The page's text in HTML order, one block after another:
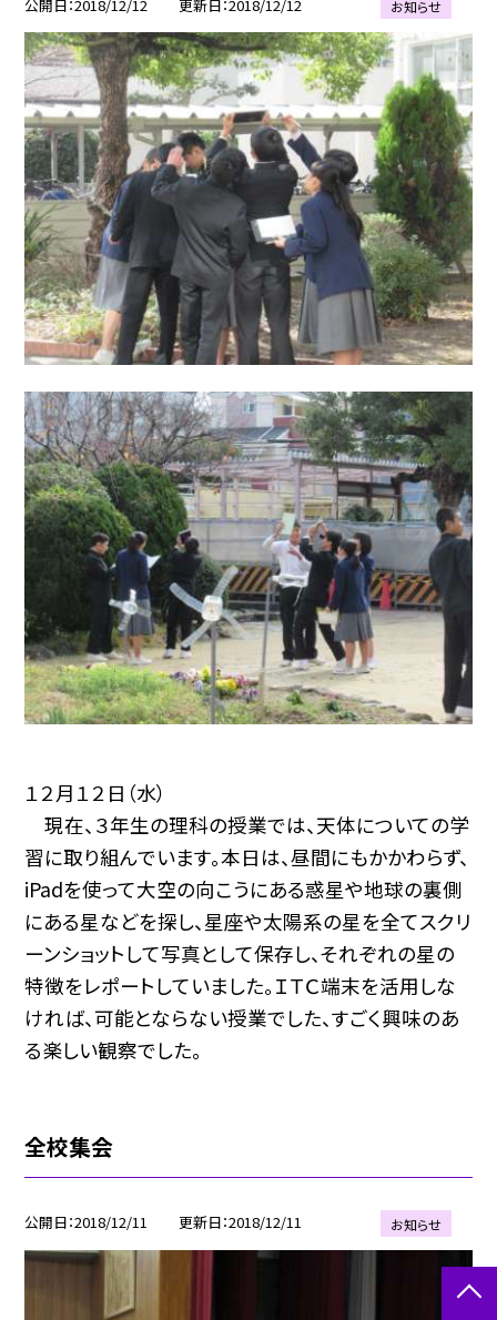
公開日 2018/12/12 更新日 2018/12/12 お知らせ
１２月１２日（水）
現在、３年生の理科の授業では、天体についての学
習に取り組んでいます。本日は、昼間にもかかわらず、
iPadを使って大空の向こうにある惑星や地球の裏側
にある星などを探し、星座や太陽系の星を全てスクリ
ーンショットして写真として保存し、それぞれの星の
特徴をレポートしていました。ＩＴＣ端末を活用しな
ければ、可能とならない授業でした、すごく興味のあ
る楽しい観察でした。
全校集会
公開日 2018/12/11 更新日 2018/12/11 お知らせ